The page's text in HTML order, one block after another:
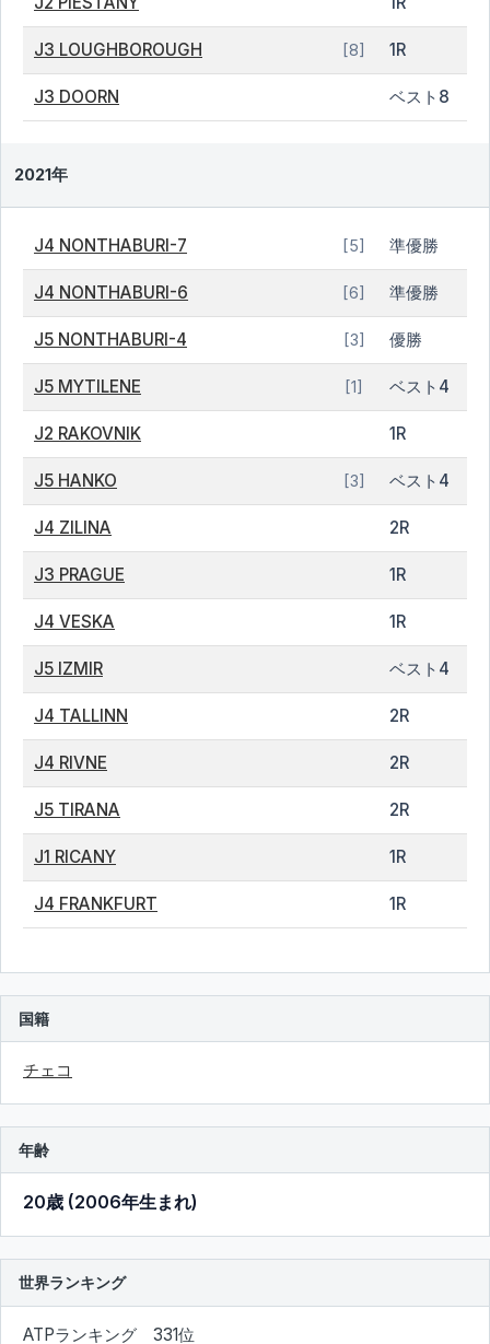
J3 LOUGHBOROUGH [8] 1R
J3 DOORN ベスト8
2021年
J4 NONTHABURI-7 [5] 準優勝
J4 NONTHABURI-6 [6] 準優勝
J5 NONTHABURI-4 [3] 優勝
J5 MYTILENE [1] ベスト4
J2 RAKOVNIK 1R
J5 HANKO [3] ベスト4
J4 ZILINA 2R
J3 PRAGUE 1R
J4 VESKA 1R
J5 IZMIR ベスト4
J4 TALLINN 2R
J4 RIVNE 2R
J5 TIRANA 2R
J1 RICANY 1R
J4 FRANKFURT 1R
国籍
チェコ
年齢
20歳 (2006年生まれ)
世界ランキング
ATPランキング 331位